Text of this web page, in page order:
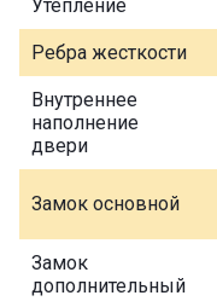
Утепление
Ребра жесткости
Внутреннее
наполнение
двери
Замок основной
Замок
дополнительный